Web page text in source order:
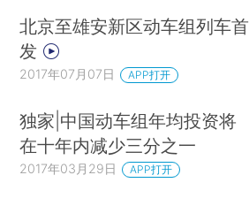
北京至雄安新区动车组列车首
发
2017年07月07日 APP打开
独家|中国动车组年均投资将
在十年内减少三分之一
2017年03月29日 APP打开